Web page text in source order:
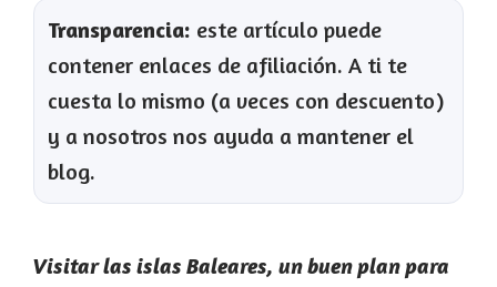
Transparencia: este artículo puede
contener enlaces de afiliación. A ti te
cuesta lo mismo (a veces con descuento)
y a nosotros nos ayuda a mantener el
blog.
Visitar las islas Baleares, un buen plan para